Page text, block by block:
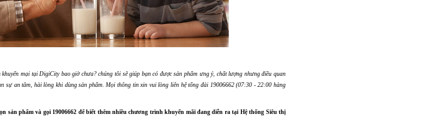
mại tại DigiCity bao giờ chưa? chúng tôi sẽ giúp bạn có được sản phẩm ưng ý, chất lượng nhưng điều quan
sự an tâm, hài lòng khi dùng sản phẩm. Mọi thông tin xin vui lòng liên hệ tổng đài 19006662 (07:30 - 22:00 hàng
sản phẩm và gọi 19006662 để biết thêm nhiều chương trình khuyến mãi đang diễn ra tại Hệ thống Siêu thị